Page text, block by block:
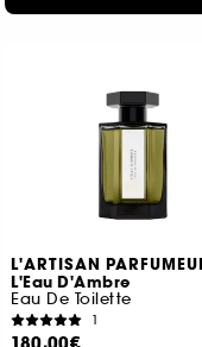
L'ARTISAN
L'Eau D'Ambre
Eau De Toilette
1